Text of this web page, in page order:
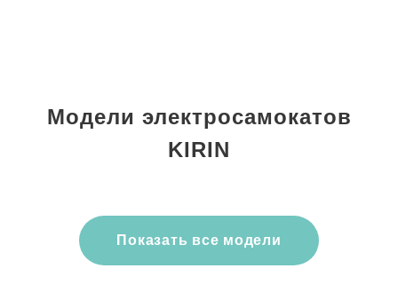
Модели электросамокатов
KIRIN
Показать все модели